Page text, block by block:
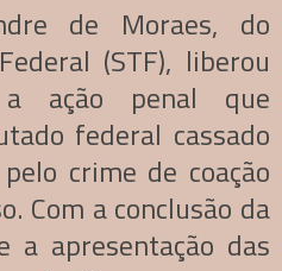
de Moraes, do
(STF), liberou
ação penal que
federal cassado
crime de coação
Com a conclusão da
a apresentação das